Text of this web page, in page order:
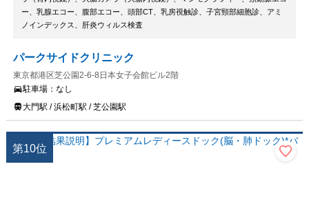
ー、乳腺エコー、腹部エコー、頭部CT、乳房視触診、子宮頸部細胞診、アミ
ノインデックス、肝炎ウィルス検査
パークサイドクリニック
東京都港区芝公園2-6-8日本女子会館ビル2階
駐車場： なし
大門駅 / 浜松町駅 / 芝公園駅
第10位